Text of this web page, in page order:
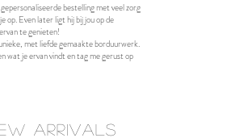
bestelling met veel zorg
op. Even later ligt hij bij jou op de
te genieten!
met liefde gemaakte borduurwerk.
wat je ervan vindt en tag me gerust op
Arrivals